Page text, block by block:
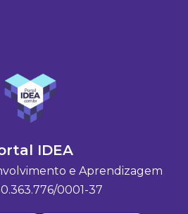
IDEA
e Aprendizagem
0001-37